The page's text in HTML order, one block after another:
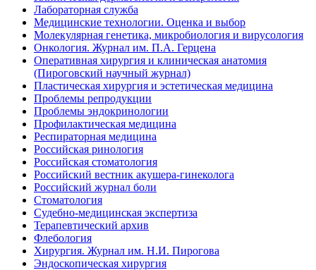
Лабораторная служба
Медицинские технологии. Оценка и выбор
Молекулярная генетика, микробиология и вирусология
Онкология. Журнал им. П.А. Герцена
Оперативная хирургия и клиническая анатомия
(Пироговский научный журнал)
Пластическая хирургия и эстетическая медицина
Проблемы репродукции
Проблемы эндокринологии
Профилактическая медицина
Респираторная медицина
Российская ринология
Российская стоматология
Российский вестник акушера-гинеколога
Российский журнал боли
Стоматология
Судебно-медицинская экспертиза
Терапевтический архив
Флебология
Хирургия. Журнал им. Н.И. Пирогова
Эндоскопическая хирургия